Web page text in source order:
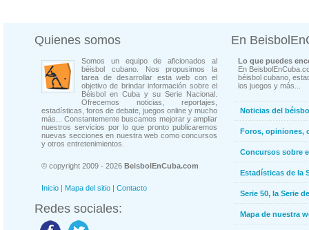
Quienes somos
Somos un equipo de aficionados al
béisbol cubano. Nos propusimos la
tarea de desarrollar esta web con el
objetivo de brindar información sobre el
Béisbol en Cuba y su Serie Nacional.
Ofrecemos noticias, reportajes,
estadísticas, foros de debate, juegos online y mucho
más... Constantemente buscamos mejorar y ampliar
nuestros servicios por lo que pronto publicaremos
nuevas secciones en nuestra web como concursos
y otros entretenimientos.
© copyright 2009 - 2026 BeisbolEnCuba.com
Inicio | Mapa del sitio | Contacto
Redes sociales:
En
Lo que puedes
En
béisbol cubano,
los juegos y más...
Noticias del
Foros, opiniones,
Concursos sobre
Estadísticas de la
Serie 50, la Serie
Mapa de nuestra